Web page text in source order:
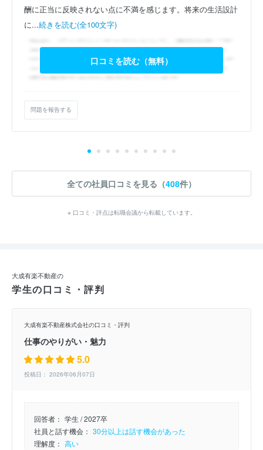
酬に正当に反映されない点に不満を感じます。将来の生活設計
に...続きを読む(全100文字)
口コミを読む（無料）
問題を報告する
全ての社員口コミを見る（408件）
※ 口コミ・評点は転職会議から転載しています。
大成有楽不動産の
学生の口コミ・評判
大成有楽不動産株式会社の口コミ・評判
仕事のやりがい・魅力
5.0
投稿日： 2026年06月07日
回答者： 学生 / 2027卒
社員と話す機会： 30分以上は話す機会があった
理解度： 高い